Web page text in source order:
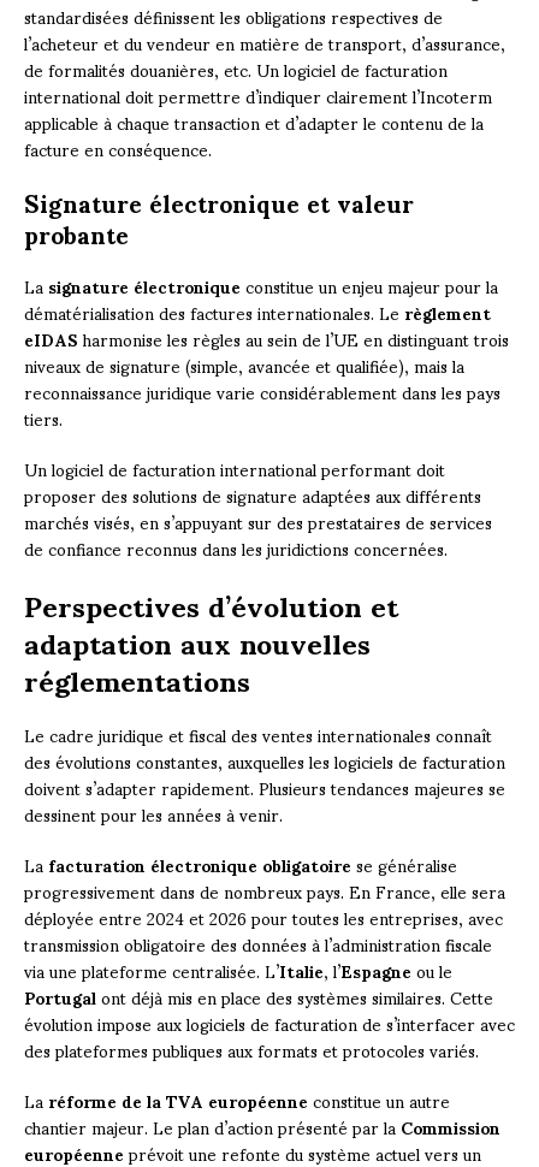
standardisées définissent les obligations respectives de
l’acheteur et du vendeur en matière de transport, d’assurance,
de formalités douanières, etc. Un logiciel de facturation
international doit permettre d’indiquer clairement l’Incoterm
applicable à chaque transaction et d’adapter le contenu de la
facture en conséquence.
Signature électronique et valeur
probante
Lasignature électroniqueconstitue un enjeu majeur pour la
dématérialisation des factures internationales. Lerèglement
eIDASharmonise les règles au sein de l’UE en distinguant trois
niveaux de signature (simple, avancée et qualifiée), mais la
reconnaissance juridique varie considérablement dans les pays
tiers.
Un logiciel de facturation international performant doit
proposer des solutions de signature adaptées aux différents
marchés visés, en s’appuyant sur des prestataires de services
de confiance reconnus dans les juridictions concernées.
Perspectives d’évolution et
adaptation aux nouvelles
réglementations
Le cadre juridique et fiscal des ventes internationales connaît
des évolutions constantes, auxquelles les logiciels de facturation
doivent s’adapter rapidement. Plusieurs tendances majeures se
dessinent pour les années à venir.
Lafacturation électronique obligatoirese généralise
progressivement dans de nombreux pays. En France, elle sera
déployée entre 2024 et 2026 pour toutes les entreprises, avec
transmission obligatoire des données à l’administration fiscale
via une plateforme centralisée. L’Italie, l’Espagneou le
Portugalont déjà mis en place des systèmes similaires. Cette
évolution impose aux logiciels de facturation de s’interfacer avec
des plateformes publiques aux formats et protocoles variés.
Laréforme de la TVA européenneconstitue un autre
chantier majeur. Le plan d’action présenté par laCommission
européenneprévoit une refonte du système actuel vers un